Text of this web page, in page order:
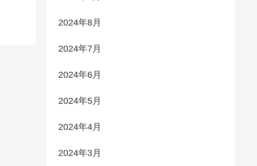
2024年8月
2024年7月
2024年6月
2024年5月
2024年4月
2024年3月